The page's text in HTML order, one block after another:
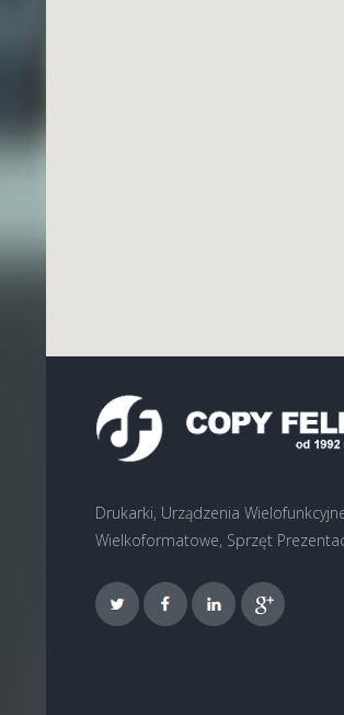
Drukarki, Urządzenia
Wielkoformatowe, Sprzęt